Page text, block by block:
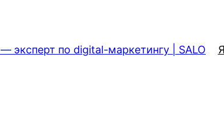
эксперт по digital-маркетингу | SALO